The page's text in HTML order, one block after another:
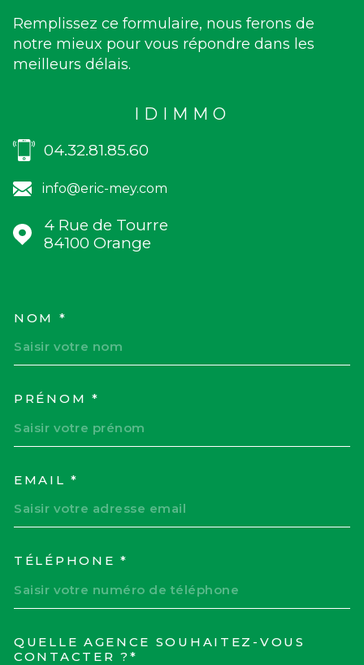
Remplissez ce formulaire, nous ferons de
notre mieux pour vous répondre dans les
meilleurs délais.
IDIMMO
04.32.81.85.60
info@eric-mey.com
4 Rue de Tourre
84100
Orange
NOM *
PRÉNOM *
EMAIL *
TÉLÉPHONE *
QUELLE AGENCE SOUHAITEZ-VOUS
CONTACTER ?*